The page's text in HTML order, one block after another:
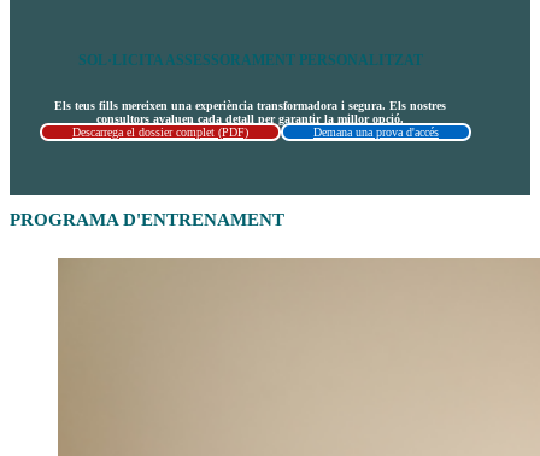
SOL·LICITA ASSESSORAMENT PERSONALITZAT
Els teus fills mereixen una experiència transformadora i segura. Els nostres
consultors avaluen cada detall per garantir la millor opció.
Descarrega el dossier complet (PDF)
Demana una prova d'accés
PROGRAMA D'ENTRENAMENT